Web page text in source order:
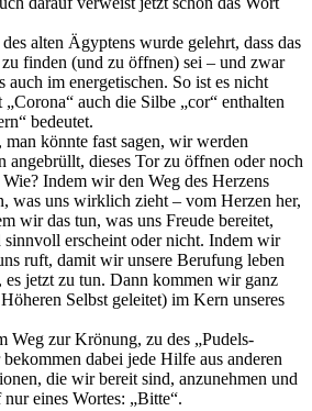
alten Ägyptens wurde gelehrt, dass das
finden (und zu öffnen) sei – und zwar
auch im energetischen. So ist es nicht
auch die Silbe „cor“ enthalten
bedeutet.
könnte fast sagen, wir werden
angebrüllt, dieses Tor zu öffnen oder noch
Indem wir den Weg des Herzens
was uns wirklich zieht – vom Herzen her,
wir das tun, was uns Freude bereitet,
sinnvoll erscheint oder nicht. Indem wir
ruft, damit wir unsere Berufung leben
jetzt zu tun. Dann kommen wir ganz
Selbst geleitet) im Kern unseres
Weg zur Krönung, zu des „Pudels-
dabei jede Hilfe aus anderen
die wir bereit sind, anzunehmen und
eines Wortes: „Bitte“.